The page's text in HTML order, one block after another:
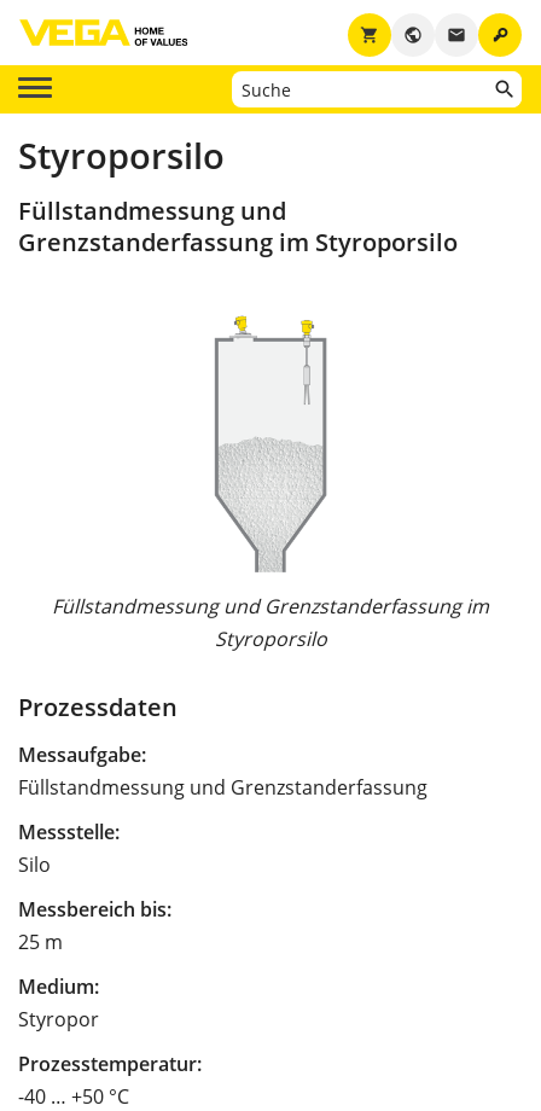
key
email
public
shopping_cart
Styroporsilo
Füllstandmessung und
Grenzstanderfassung im Styroporsilo
Füllstandmessung und Grenzstanderfassung im
Styroporsilo
Prozessdaten
Messaufgabe:
Füllstandmessung und Grenzstanderfassung
Messstelle:
Silo
Messbereich bis:
25 m
Medium:
Styropor
Prozesstemperatur:
-40 … +50 °C